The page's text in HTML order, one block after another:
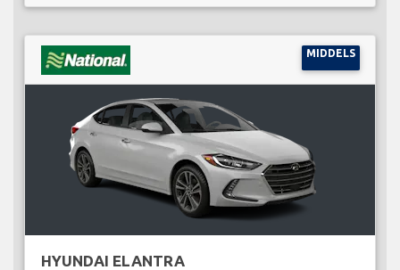
MIDDELS
HYUNDAI ELANTRA